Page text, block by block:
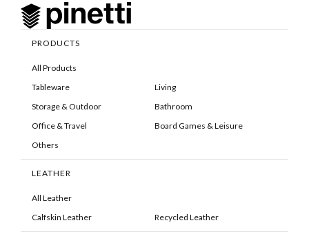
PRODUCTS
All Products
Tableware
Living
Storage & Outdoor
Bathroom
Office & Travel
Board Games & Leisure
Others
LEATHER
All Leather
Calfskin Leather
Recycled Leather